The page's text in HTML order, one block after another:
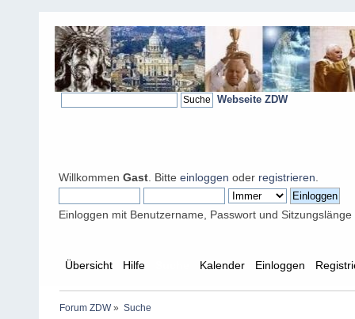
Webseite ZDW
Willkommen Gast . Bitte einloggen oder registrieren
Einloggen mit Benutzername, Passwort und Sitzungslänge
Übersicht Hilfe Kalender Einloggen
Forum ZDW» Suche